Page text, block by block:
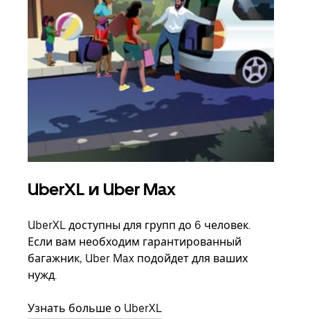
UberXL и Uber Max
UberXL доступны для групп до 6 человек.
Если вам необходим гарантированный
багажник, Uber Max подойдет для ваших
нужд.
Узнать больше о UberXL